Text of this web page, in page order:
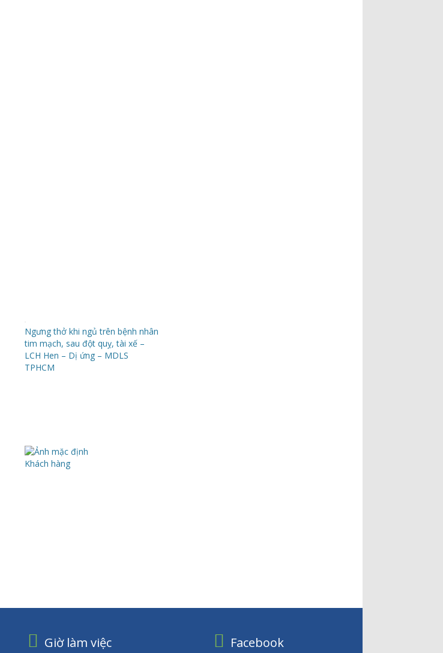
Ngưng thở khi ngủ trên bệnh nhân
tim mạch, sau đột quỵ, tài xế –
LCH Hen – Dị ứng – MDLS
TPHCM
Khách hàng
Giờ làm việc Facebook